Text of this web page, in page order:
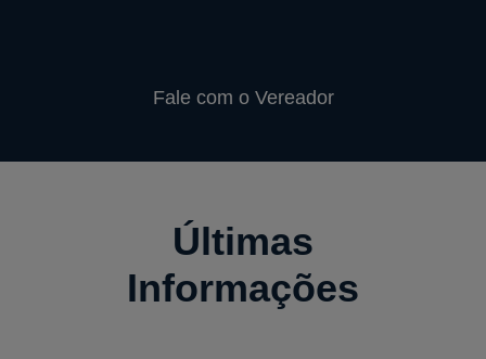
Fale com o Vereador
Últimas
Informações